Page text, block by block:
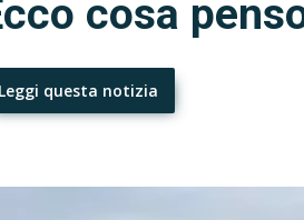
cosa
Leggi questa notizia